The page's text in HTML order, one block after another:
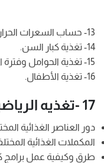
13- حساب السعرات الحرارية والاحتياج اليومي للأمراض المختلفة.
14- تغذية كبار السن.
15- تغذية الحوامل وفترة الرضاعة.
16- تغذية الأطفال.
17 -تغذيه الرياضيين.
دور العناصر الغذائية
المكملات الغذائية
طرق وكيفية عمل برامج